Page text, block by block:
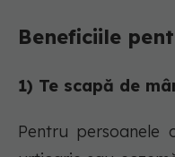
Beneficiile
1) Te scapă de
Pentru persoanele